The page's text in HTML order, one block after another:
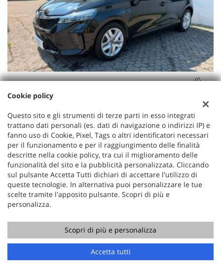
Contatta un consulente
RENAULT
NEOPATENTATO
13.500 €
06/2025
39.000 KM
Benzina
Cambio Manuale
49 KW
Nero metallizzato
Cookie policy
Questo sito e gli strumenti di terze parti in esso integrati
trattano dati personali (es. dati di navigazione o indirizzi IP) e
fanno uso di Cookie, Pixel, Tags o altri identificatori necessari
per il funzionamento e per il raggiungimento delle finalità
descritte nella cookie policy, tra cui il miglioramento delle
funzionalità del sito e la pubblicità personalizzata. Cliccando
sul pulsante Accetta Tutti dichiari di accettare l'utilizzo di
queste tecnologie. In alternativa puoi personalizzare le tue
scelte tramite l'apposito pulsante. Scopri di più e
personalizza.
Scopri di più e personalizza
Accetta tutti